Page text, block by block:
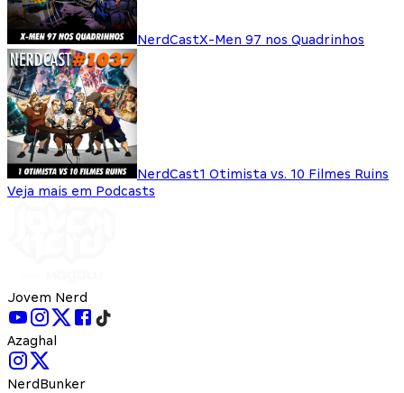
NerdCastX-Men 97 nos Quadrinhos
NerdCast1 Otimista vs. 10 Filmes Ruins
Veja mais em Podcasts
Jovem Nerd
Azaghal
NerdBunker